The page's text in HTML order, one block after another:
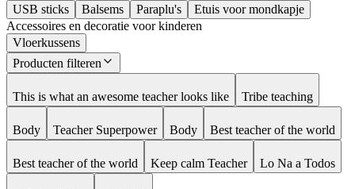
USB sticks
Balsems Paraplu's
Etuis voor mondkapje
Accessoires en decoratie voor kinderen
Vloerkussens
Producten filteren
This is what an awesome teacher looks like Tribe teaching
Body Teacher Superpower Body Best teacher of the world
Best teacher of the world Keep calm Teacher Lo Na a Todos